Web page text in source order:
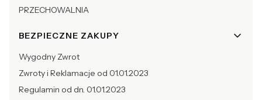
PRZECHOWALNIA
BEZPIECZNE ZAKUPY
Wygodny Zwrot
Zwroty i Reklamacje od 01.01.2023
Regulamin od dn. 01.01.2023